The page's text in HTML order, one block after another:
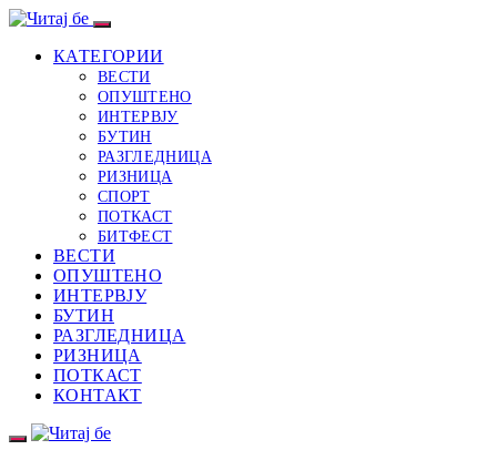
КАТЕГОРИИ
ВЕСТИ
ОПУШТЕНО
ИНТЕРВЈУ
БУТИН
РАЗГЛЕДНИЦА
РИЗНИЦА
СПОРТ
ПОТКАСТ
БИТФЕСТ
ВЕСТИ
ОПУШТЕНО
ИНТЕРВЈУ
БУТИН
РАЗГЛЕДНИЦА
РИЗНИЦА
ПОТКАСТ
КОНТАКТ